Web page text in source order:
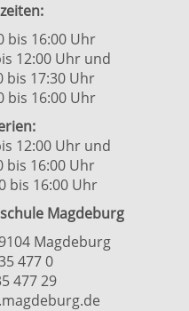
16:00 Uhr
12:00 Uhr und
Uhr
bis 16:00 Uhr
12:00 Uhr und
Uhr
bis 16:00 Uhr
Magdeburg
Magdeburg
477 0
477 29